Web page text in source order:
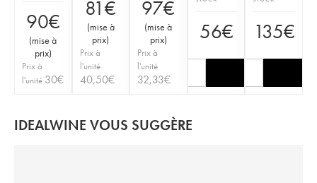
90€
(mise à
prix)
Prix à
l'unité 30€
81€
(mise à
prix)
Prix à
l'unité
40,50€
97€
(mise à
prix)
Prix à
l'unité
32,33€
56€ 135€
IDEALWINE VOUS SUGGÈRE